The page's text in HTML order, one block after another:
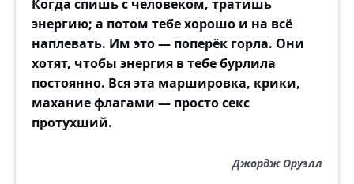
Когда спишь с человеком, тратишь
энергию; а потом тебе хорошо и на всё
наплевать. Им это — поперёк горла. Они
хотят, чтобы энергия в тебе бурлила
постоянно. Вся эта маршировка, крики,
махание флагами — просто секс
протухший.
Джордж Оруэлл